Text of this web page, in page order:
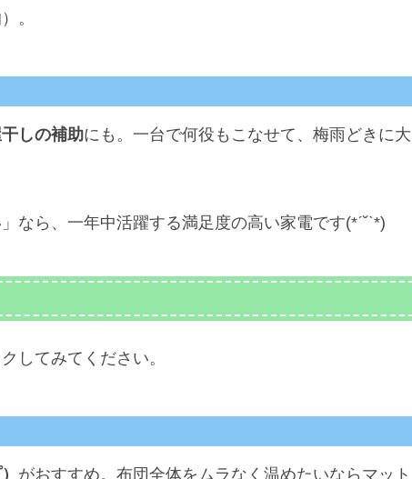
。
しの補助にも。一台で何役もこなせて、梅雨どきに大
なら、一年中活躍する満足度の高い家電です(*ˊ˘ˋ*)
してみてください。
がおすすめ。布団全体をムラなく温めたいならマット